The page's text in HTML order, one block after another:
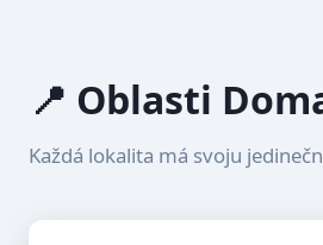
📍 Oblasti
Každá lokalita má svoju